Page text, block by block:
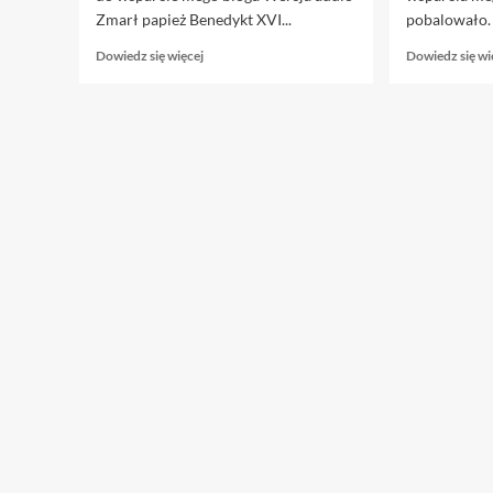
Zmarł papież Benedykt XVI...
Dowiedz się więcejDowiedz
Dowiedz się